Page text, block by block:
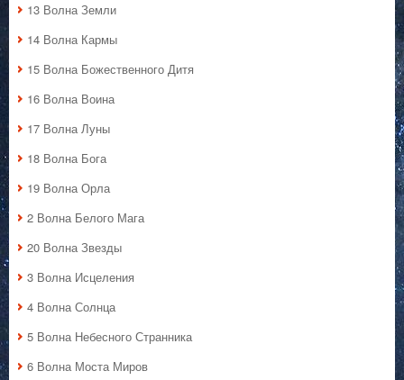
13 Волна Земли
14 Волна Кармы
15 Волна Божественного Дитя
16 Волна Воина
17 Волна Луны
18 Волна Бога
19 Волна Орла
2 Волна Белого Мага
20 Волна Звезды
3 Волна Исцеления
4 Волна Солнца
5 Волна Небесного Странника
6 Волна Моста Миров